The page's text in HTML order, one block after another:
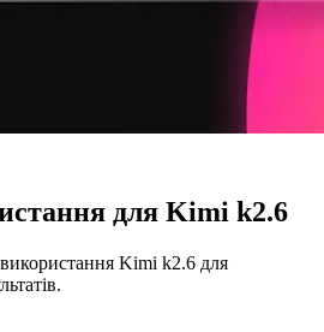
для Kimi k2.6
Kimi k2.6 для